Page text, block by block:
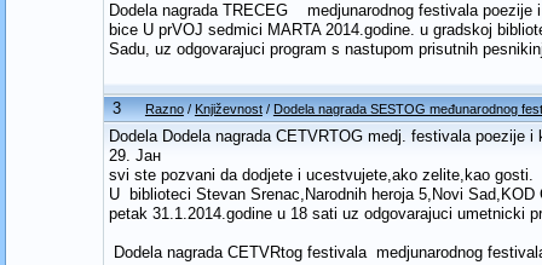
Dodela nagrada TRECEG medjunarodnog festivala poezije
bice U prVOJ sedmici MARTA 2014.godine. u gradskoj
Sadu, uz odgovarajuci program s nastupom prisutnih
3 Razno/Književnost/Dodela nagrada SESTOG međunarodnog
Dodela Dodela nagrada CETVRTOG medj. festivala poezije
29. Јан
svi ste pozvani da dodjete i ucestvujete,ako zelite,kao gosti.
U biblioteci Stevan Srenac,Narodnih heroja 5,Novi Sad,KOD
petak 31.1.2014.godine u 18 sati uz odgovarajuci umetnicki
Dodela nagrada CETVRtog festivala medjunarodnog